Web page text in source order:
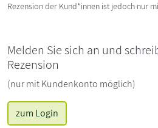
Rezension der Kund*innen ist jedoch nur
Melden Sie sich an und
Rezension
(nur mit Kundenkonto möglich)
zum Login